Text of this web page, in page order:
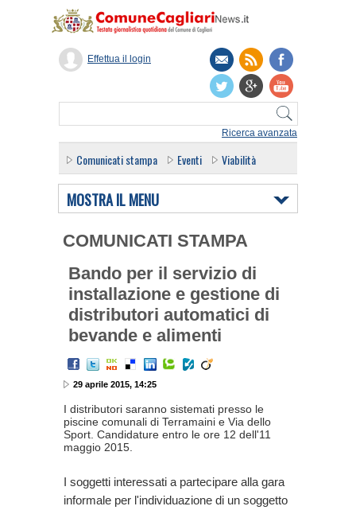
Ricerca avanzata
Effettua il login
Comunicati stampa Eventi Viabilità
MOSTRA IL MENU
COMUNICATI STAMPA
Bando per il servizio di
installazione e gestione di
distributori automatici di
bevande e alimenti
29 aprile 2015, 14:25
I distributori saranno sistemati presso le
piscine comunali di Terramaini e Via dello
Sport. Candidature entro le ore 12 dell'11
maggio 2015.
I soggetti interessati a partecipare alla gara
informale per l'individuazione di un soggetto